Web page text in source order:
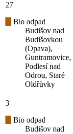
27
Bio odpad
Budišov nad
Budišovkou
(Opava),
Guntramovice,
Podlesí nad
Odrou, Staré
Oldřůvky
3
Bio odpad
Budišov nad